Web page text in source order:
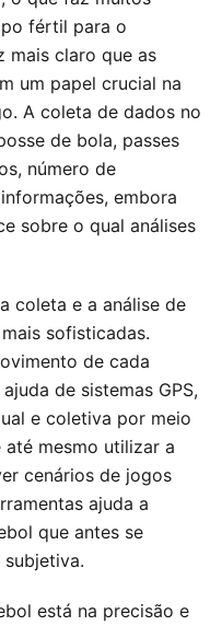
fértil para o
mais claro que as
um papel crucial na
A coleta de dados no
de bola, passes
número de
embora
sobre o qual análises
coleta e a análise de
sofisticadas.
de cada
de sistemas GPS,
e coletiva por meio
mesmo utilizar a
cenários de jogos
ajuda a
que antes se
está na precisão e